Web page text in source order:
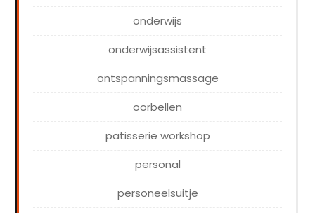
onderwijs
onderwijsassistent
ontspanningsmassage
oorbellen
patisserie workshop
personal
personeelsuitje